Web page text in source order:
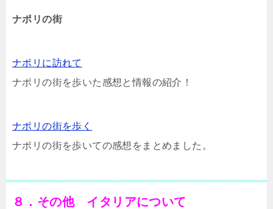
ナポリの街
ナポリに訪れて
ナポリの街を歩いた感想と情報の紹介！
ナポリの街を歩く
ナポリの街を歩いての感想をまとめました。
８．その他 イタリアについて